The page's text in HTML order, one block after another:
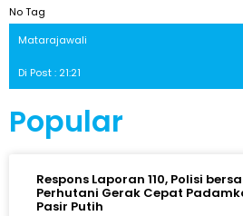
No Tag
Matarajawali
Di Post : 21:21
Popular
Respons Laporan 110, Polisi
Perhutani Gerak Cepat
Pasir Putih